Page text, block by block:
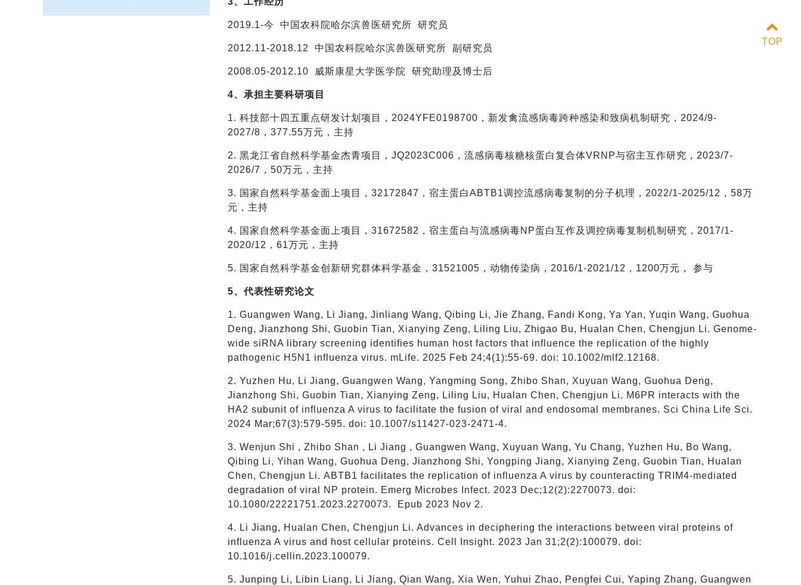
2019.1-今 中国农科院哈尔滨兽医研究所 研究员
2012.11-2018.12 中国农科院哈尔滨兽医研究所 副研究员
2008.05-2012.10 威斯康星大学医学院 研究助理及博士后
4、承担主要科研项目
1. 科技部十四五重点研发计划项目，2024YFE0198700，新发禽流感病毒跨种感染和致病机制研究，2024/9-
2027/8，377.55万元，主持
2. 黑龙江省自然科学基金杰青项目，JQ2023C006，流感病毒核糖核蛋白复合体VRNP与宿主互作研究，2023/7-
2026/7，50万元，主持
3. 国家自然科学基金面上项目，32172847，宿主蛋白ABTB1调控流感病毒复制的分子机理，2022/1-2025/12，58万
元，主持
4. 国家自然科学基金面上项目，31672582，宿主蛋白与流感病毒NP蛋白互作及调控病毒复制机制研究，2017/1-
2020/12，61万元，主持
5. 国家自然科学基金创新研究群体科学基金，31521005，动物传染病，2016/1-2021/12，1200万元， 参与
5、代表性研究论文
1. Guangwen Wang, Li Jiang, Jinliang Wang, Qibing Li, Jie Zhang, Fandi Kong, Ya Yan, Yuqin Wang, Guohua
Deng, Jianzhong Shi, Guobin Tian, Xianying Zeng, Liling Liu, Zhigao Bu, Hualan Chen, Chengjun Li. Genome-
wide siRNA library screening identifies human host factors that influence the replication of the highly
pathogenic H5N1 influenza virus. mLife. 2025 Feb 24;4(1):55-69. doi: 10.1002/mlf2.12168.
2. Yuzhen Hu, Li Jiang, Guangwen Wang, Yangming Song, Zhibo Shan, Xuyuan Wang, Guohua Deng,
Jianzhong Shi, Guobin Tian, Xianying Zeng, Liling Liu, Hualan Chen, Chengjun Li. M6PR interacts with the
HA2 subunit of influenza A virus to facilitate the fusion of viral and endosomal membranes. Sci China Life Sci.
2024 Mar;67(3):579-595. doi: 10.1007/s11427-023-2471-4.
3. Wenjun Shi , Zhibo Shan , Li Jiang , Guangwen Wang, Xuyuan Wang, Yu Chang, Yuzhen Hu, Bo Wang,
Qibing Li, Yihan Wang, Guohua Deng, Jianzhong Shi, Yongping Jiang, Xianying Zeng, Guobin Tian, Hualan
Chen, Chengjun Li. ABTB1 facilitates the replication of influenza A virus by counteracting TRIM4-mediated
degradation of viral NP protein. Emerg Microbes Infect. 2023 Dec;12(2):2270073. doi:
10.1080/22221751.2023.2270073. Epub 2023 Nov 2.
4. Li Jiang, Hualan Chen, Chengjun Li. Advances in deciphering the interactions between viral proteins of
influenza A virus and host cellular proteins. Cell Insight. 2023 Jan 31;2(2):100079. doi:
10.1016/j.cellin.2023.100079.
5. Junping Li, Libin Liang, Li Jiang, Qian Wang, Xia Wen, Yuhui Zhao, Pengfei Cui, Yaping Zhang, Guangwen
TOP